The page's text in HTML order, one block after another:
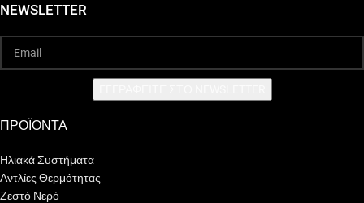
NEWSLETTER
ΠΡΟΪΟΝΤΑ
Ηλιακά Συστήματα
Αντλίες Θερμότητας
Ζεστό Νερό